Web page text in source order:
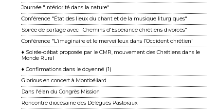
Journée "Intériorité dans la nature"
Conférence "État des lieux du chant et de la musique liturgiques"
Soirée de partage avec "Chemins d'Espérance chrétiens divorcés"
Conférence "L’imaginaire et le merveilleux dans l’Occident chrétien"
♦ Soirée-débat proposée par le CMR, mouvement des Chrétiens dans le
Monde Rural
♦ Confirmations dans le doyenné (1)
Glorious en concert à Montbéliard
Dans l'élan du Congrès Mission
Rencontre diocésaine des Délégués Pastoraux